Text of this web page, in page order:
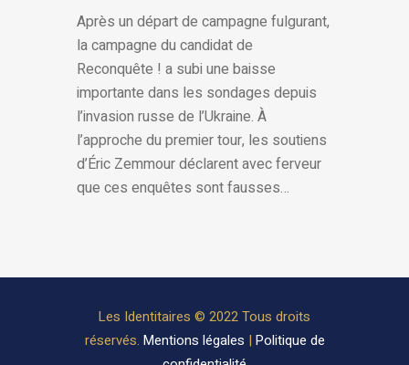
Après un départ de campagne fulgurant,
la campagne du candidat de
Reconquête ! a subi une baisse
importante dans les sondages depuis
l’invasion russe de l’Ukraine. À
l’approche du premier tour, les soutiens
d’Éric Zemmour déclarent avec ferveur
que ces enquêtes sont fausses…
Les Identitaires © 2022 Tous droits
réservés. Mentions légales | Politique de